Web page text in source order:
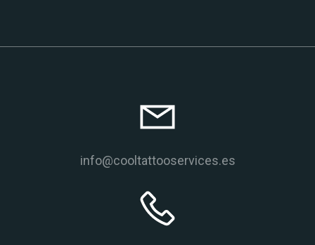
info@cooltattooservices.es